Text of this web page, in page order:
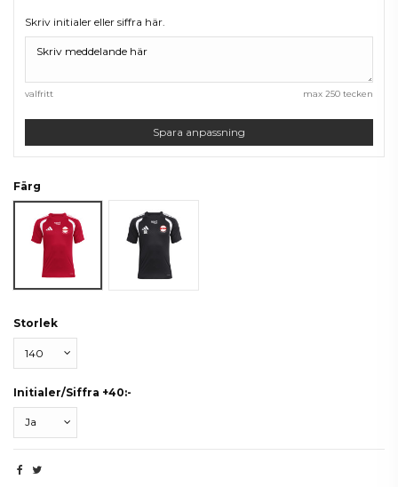
Skriv initialer eller siffra här.
valfritt max 250 tecken
Spara anpassning
Färg
Röd
Svart
Storlek
Initialer/Siffra +40:-